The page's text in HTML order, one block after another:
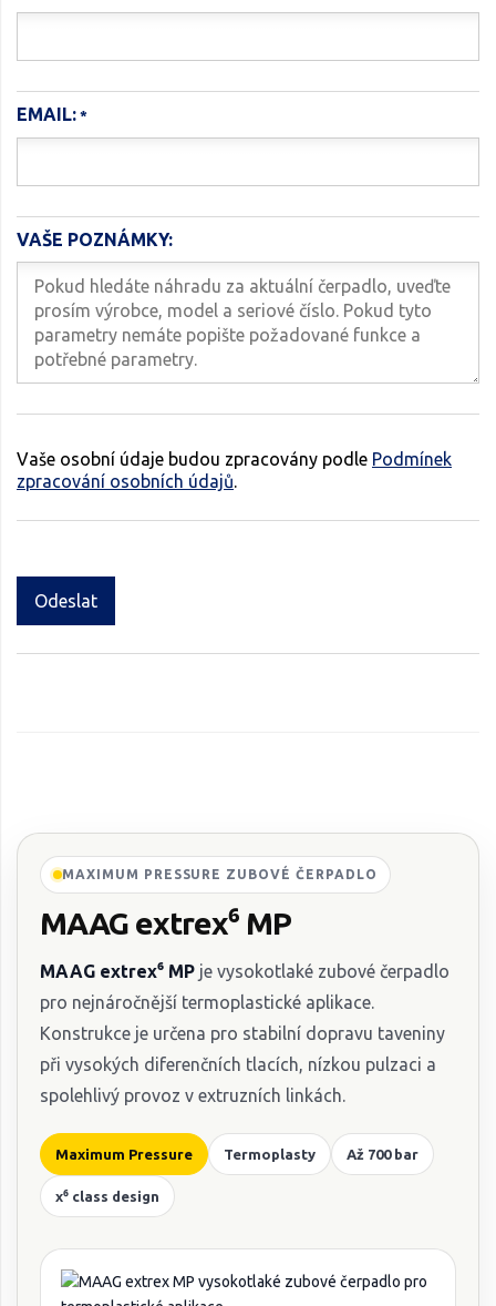
EMAIL:
VAŠE POZNÁMKY:
Vaše osobní údaje budou zpracovány podle Podmínek
zpracování osobních údajů
Odeslat
MAXIMUM PRESSURE ZUBOVÉ ČERPADLO
MAAG extrex⁶ MP
MAAG extrex⁶ MP je vysokotlaké zubové čerpadlo
pro nejnáročnější termoplastické aplikace.
Konstrukce je určena pro stabilní dopravu taveniny
při vysokých diferenčních tlacích, nízkou pulzaci a
spolehlivý provoz v extruzních linkách.
Maximum Pressure Termoplasty Až 700 bar
x⁶ class design